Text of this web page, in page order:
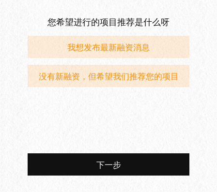
您希望进行的项目推荐是什么呀
我想发布最新融资消息
没有新融资，但希望我们推荐您的项目
下一步